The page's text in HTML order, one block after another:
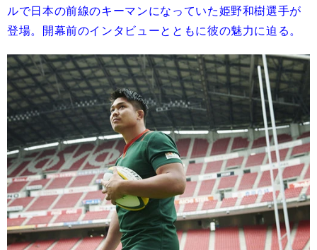
ルで日本の前線のキーマンになっていた姫野和樹選手が
登場。開幕前のインタビューとともに彼の魅力に迫る。